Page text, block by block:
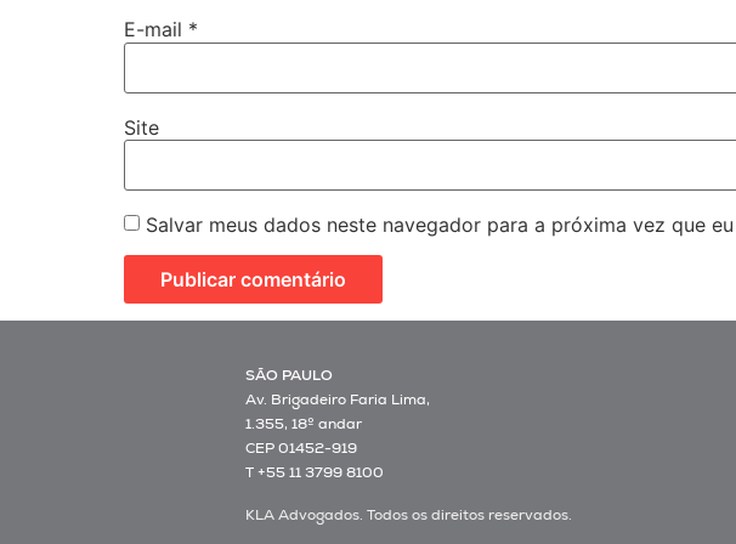
E-mail *
Site
Salvar meus dados neste navegador para a próxima vez que
SÃO PAULO
Av. Brigadeiro Faria Lima,
1.355, 18º andar
CEP 01452-919
T +55 11 3799 8100
KLA Advogados. Todos os direitos reservados.